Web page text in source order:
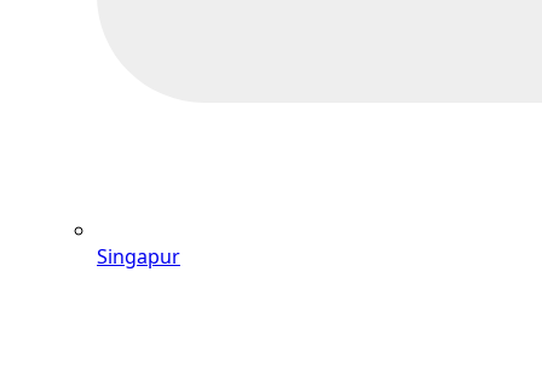
Singapur